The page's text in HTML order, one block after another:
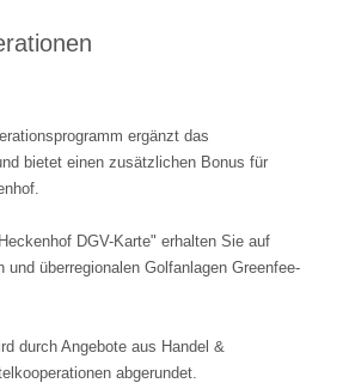
ergänzt das
bietet einen zusätzlichen Bonus für
DGV-Karte" erhalten Sie auf
und überregionalen Golfanlagen Greenfee-
durch Angebote aus Handel &
abgerundet.